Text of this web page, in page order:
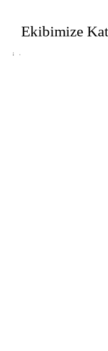
Ekibimize
İsim